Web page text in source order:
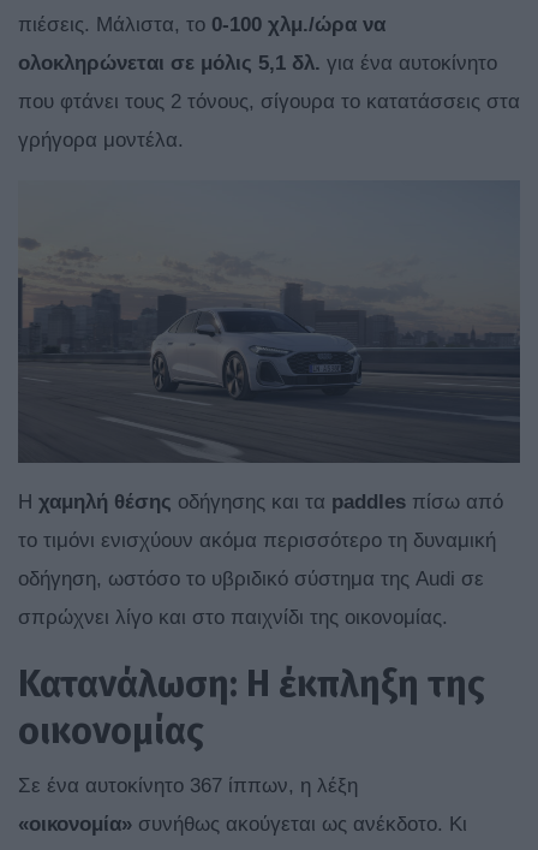
πιέσεις. Μάλιστα, το 0-100 χλμ./ώρα να
ολοκληρώνεται σε μόλις 5,1 δλ. για ένα αυτοκίνητο
που φτάνει τους 2 τόνους, σίγουρα το κατατάσσεις στα
γρήγορα μοντέλα.
Η χαμηλή θέσης οδήγησης και τα paddles πίσω από
το τιμόνι ενισχύουν ακόμα περισσότερο τη δυναμική
οδήγηση, ωστόσο το υβριδικό σύστημα της Audi σε
σπρώχνει λίγο και στο παιχνίδι της οικονομίας.
Κατανάλωση: Η έκπληξη της
οικονομίας
Σε ένα αυτοκίνητο 367 ίππων, η λέξη
«οικονομία» συνήθως ακούγεται ως ανέκδοτο. Κι